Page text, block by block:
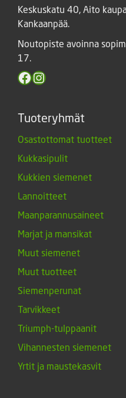
Keskuskatu 40, Aito
Kankaanpää.
Noutopiste avoinna
17.
Facebook
Instagram
Tuoteryhmät
Osastottomat tuotteet
Kukkasipulit
Kukkien siemenet
Lannoitteet
Maanparannusaineet
Marjat ja mansikat
Muut siemenet
Muut tuotteet
Siemenperunat
Tarvikkeet
Triumph-tulppaanit
Vihannesten siemenet
Yrtit ja maustekasvit